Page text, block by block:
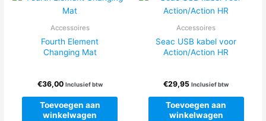
Accessoires
Fourth Element
Changing Mat
€36,00 Inclusief btw
Toevoegen aan
winkelwagen
Accessoires
Seac USB kabel voor
Action/Action HR
€29,95 Inclusief btw
Toevoegen aan
winkelwagen